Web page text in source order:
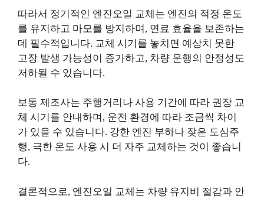
따라서 정기적인 엔진오일 교체는 엔진의 적정 온도
를 유지하고 마모를 방지하며, 연료 효율을 보존하는
데 필수적입니다. 교체 시기를 놓치면 예상치 못한
고장 발생 가능성이 증가하고, 차량 운행의 안정성도
저하될 수 있습니다.
보통 제조사는 주행거리나 사용 기간에 따라 권장 교
체 시기를 안내하며, 운전 환경에 따라 조금씩 차이
가 있을 수 있습니다. 강한 엔진 부하나 잦은 도심주
행, 극한 온도 사용 시 더 자주 교체하는 것이 좋습니
다.
결론적으로, 엔진오일 교체는 차량 유지비 절감과 안